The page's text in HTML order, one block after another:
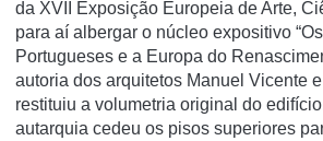
da XVII Exposição Europeia de Arte,
para aí albergar o núcleo expositivo
Portugueses e a Europa do
autoria dos arquitetos Manuel Vicente
restituiu a volumetria original do
autarquia cedeu os pisos superiores